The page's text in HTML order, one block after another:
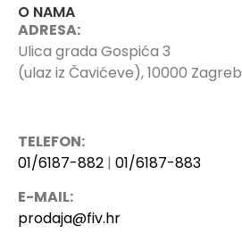
O NAMA
ADRESA:
Ulica grada Gospića 3
(ulaz iz Čavićeve), 10000 Zagreb
TELEFON:
01/6187-882 | 01/6187-883
E-MAIL:
prodaja@fiv.hr